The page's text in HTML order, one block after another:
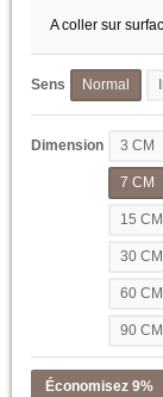
A coller sur
Sens Normal
Dimension 3 CM
7 CM
15 CM
30 CM
60 CM
90 CM
Économisez 9%